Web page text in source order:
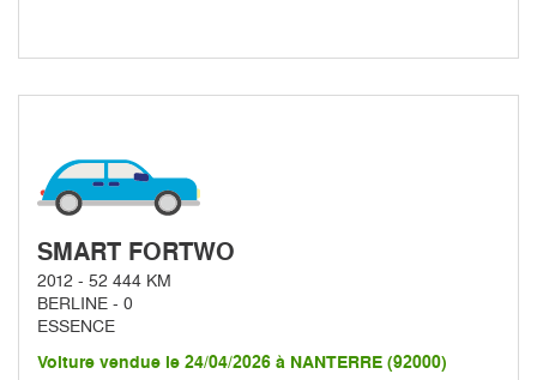
SMART FORTWO
2012 - 52 444 KM
BERLINE - 0
ESSENCE
Voiture vendue le 24/04/2026 à NANTERRE (92000)